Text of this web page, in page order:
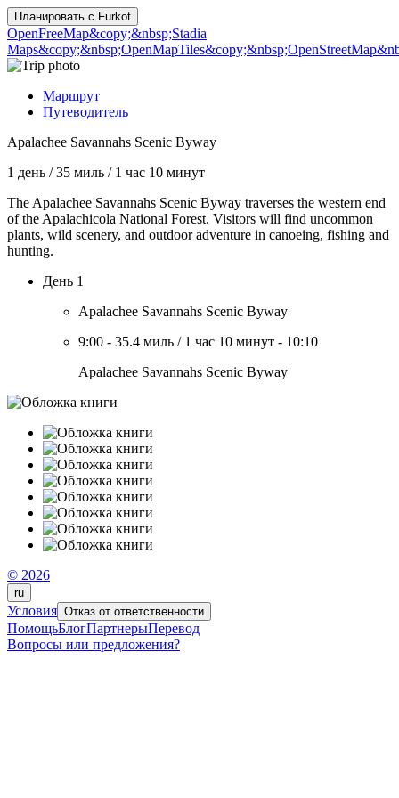
Планировать с Furkot
OpenFreeMap&copy;&nbsp;Stadia
Maps&copy;&nbsp;OpenMapTiles
Маршрут
Путеводитель
Apalachee Savannahs Scenic Byway
1 день /35 миль / 1 час 10 минут
The Apalachee Savannahs Scenic Byway traverses the western end
of the Apalachicola National Forest. Visitors will find uncommon
plants, wild scenery, and outdoor adventure in canoeing, fishing and
hunting.
День 1
Apalachee Savannahs Scenic Byway
9:00 - 35.4 миль / 1 час 10 минут - 10:10
Apalachee Savannahs Scenic Byway
© 2026
ru
Условия Отказ от ответственности
ПомощьБлогПартнерыПеревод
Вопросы или предложения?